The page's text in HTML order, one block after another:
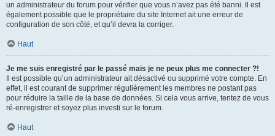
un administrateur du forum pour vérifier que vous n’avez pas été banni. Il est
également possible que le propriétaire du site Internet ait une erreur de
configuration de son côté, et qu’il devra la corriger.
Haut
Je me suis enregistré par le passé mais je ne peux plus me connecter ?!
Il est possible qu’un administrateur ait désactivé ou supprimé votre compte. En
effet, il est courant de supprimer régulièrement les membres ne postant pas
pour réduire la taille de la base de données. Si cela vous arrive, tentez de vous
ré-enregistrer et soyez plus investi sur le forum.
Haut